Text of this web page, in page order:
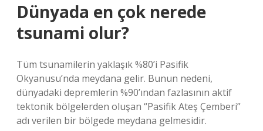
Dünyada en çok nerede
tsunami olur?
Tüm tsunamilerin yaklaşık %80’i Pasifik
Okyanusu’nda meydana gelir. Bunun nedeni,
dünyadaki depremlerin %90’ından fazlasının aktif
tektonik bölgelerden oluşan “Pasifik Ateş Çemberi”
adı verilen bir bölgede meydana gelmesidir.